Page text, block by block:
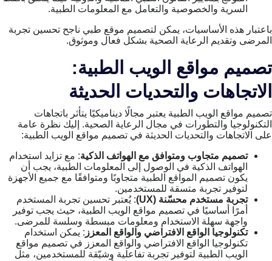
السرية والخصوصية والتعامل مع المعلومات الطبية.
باعتبار هذه الأساسيات، يمكن لتصميم موقع طبي ناجح تحسين تجربة
المرضى وتقديم الرعاية الصحية بشكل فعال وموثوق.
تصميم مواقع الويب الطبية:
الاتجاهات والتحديات الحديثة
تصميم مواقع الويب الطبية يعتبر مجالًا ديناميكيًا يتأثر باتجاهات
التكنولوجيا والتطورات في مجال الرعاية الصحية. إليك نظرة عامة
على الاتجاهات والتحديات الحديثة في تصميم مواقع الويب الطبية:
تصميم متجاوب ومتوافق مع الهواتف الذكية: مع تزايد استخدام
الهواتف الذكية في الوصول إلى المعلومات الطبية، يجب أن
يكون تصميم المواقع الطبية متجاوبًا ومتوافقًا مع جميع الأجهزة
لتوفير تجربة متسقة للمستخدمين.
تجربة مستخدم محسّنة (UX)
: يُعتبر تحسين تجربة المستخدم
أمرًا أساسيًا في تصميم مواقع الويب الطبية، حيث يجب توفير
واجهة سهلة الاستخدام ومعلومات مبسطة وسلسة للمرضى.
تكنولوجيا الواقع الافتراضي والواقع المعزز : يمكن استخدام
تكنولوجيا الواقع الافتراضي والواقع المعزز في تصميم مواقع
الويب الطبية لتوفير تجربة تفاعلية وشيّقة للمستخدمين، مثل